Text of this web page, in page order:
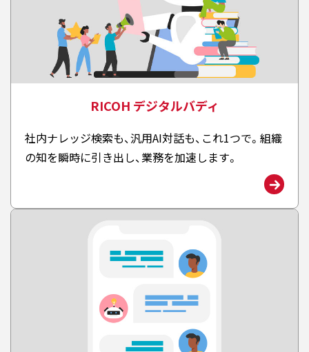
RICOH デジタルバディ
社内ナレッジ検索も、汎用AI対話も、これ1つで。組織
の知を瞬時に引き出し、業務を加速します。